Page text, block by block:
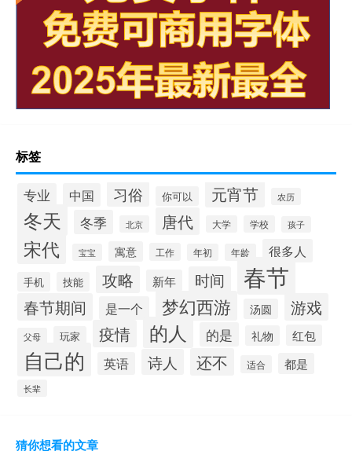
标签
专业 中国 习俗 你可以 元宵节 农历
冬天 冬季 北京 唐代 大学 学校 孩子
宋代 宝宝 寓意 工作 年初 年龄 很多人
手机 技能 攻略 新年 时间 春节
春节期间 是一个 梦幻西游 汤圆 游戏
父母 玩家 疫情 的人 的是 礼物 红包
自己的 英语 诗人 还不 适合 都是
长辈
猜你想看的文章